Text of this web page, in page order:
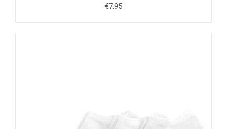
€7.95